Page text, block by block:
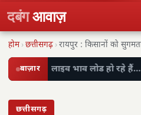
दबंगआवाज़
होम ›छत्तीसगढ़ ›
बाज़ार लाइव भाव लोड हो रहे हैं…
छत्तीसगढ़